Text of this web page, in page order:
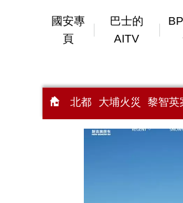
國安專
頁
巴士的
AITV
北都 大埔火災 黎智英